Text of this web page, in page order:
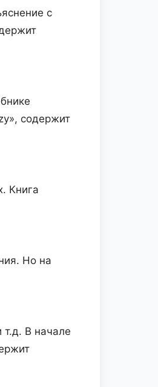
с
содержит
Книга
Но на
т.д. В начале